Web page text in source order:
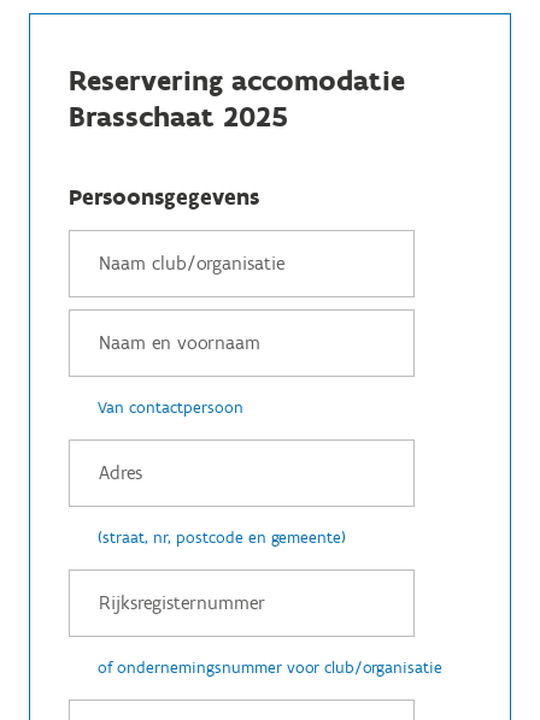
Reservering accomodatie
Brasschaat 2025
Persoonsgegevens
Van contactpersoon
(straat, nr, postcode en gemeente)
of ondernemingsnummer voor club/organisatie